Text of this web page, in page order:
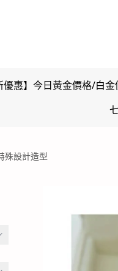
優惠】今日黃金價格/白金
殊設計造型